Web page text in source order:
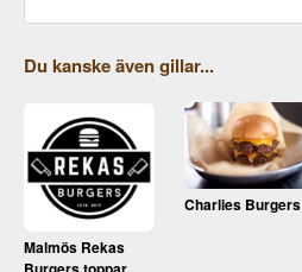
Du kanske även gillar...
Malmös Rekas
Charlies Burgers